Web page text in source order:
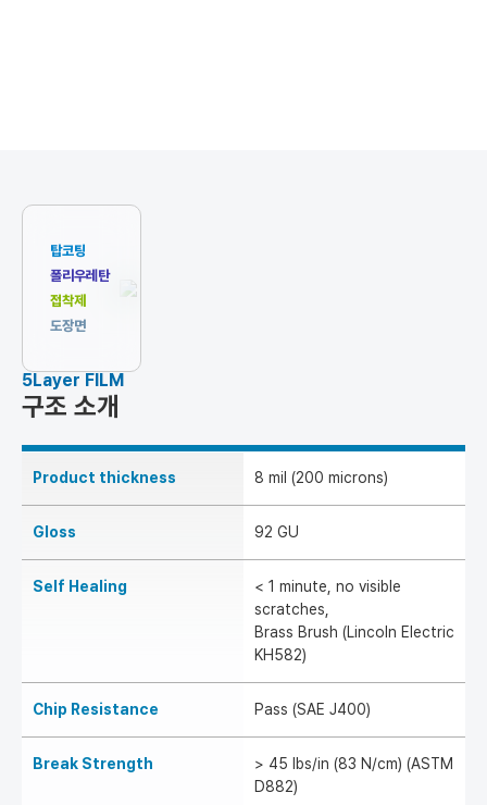
탑코팅
폴리우레탄
접착제
도장면
5Layer FILM
구조 소개
Product thickness 8 mil (200 microns)
Gloss 92 GU
Self Healing
< 1 minute, no visible
scratches,
Brass Brush (Lincoln Electric
KH582)
Chip Resistance Pass (SAE J400)
Break Strength
> 45 lbs/in (83 N/cm) (ASTM
D882)